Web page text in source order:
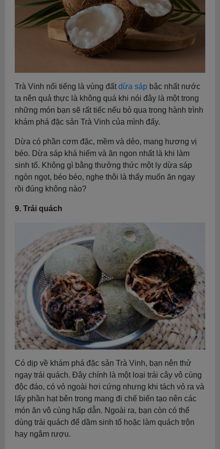
Trà Vinh nổi tiếng là vùng đất dừa sáp bậc nhất nước
ta nên quả thực là không quá khi nói đây là một trong
những món bạn sẽ rất tiếc nếu bỏ qua trong hành trình
khám phá đặc sản Trà Vinh của mình đấy.
Dừa có phần cơm đặc, mềm và dẻo, mang hương vị
béo. Dừa sáp khá hiếm và ăn ngon nhất là khi làm
sinh tố. Không gì bằng thưởng thức một ly dừa sáp
ngòn ngọt, béo béo, nghe thôi là thấy muốn ăn ngay
rồi đúng không nào?
9. Trái quách
Có dịp về khám phá đặc sản Trà Vinh, bạn nên thử
ngay trái quách. Đây chính là một loại trái cây vô cùng
độc đáo, có vỏ ngoài hơi cứng nhưng khi tách vỏ ra và
lấy phần hạt bên trong mang đi chế biến tạo nên các
món ăn vô cùng hấp dẫn. Ngoài ra, bạn còn có thể
dùng trái quách để dầm sinh tố hoặc làm quách trộn
hay ngâm rượu.